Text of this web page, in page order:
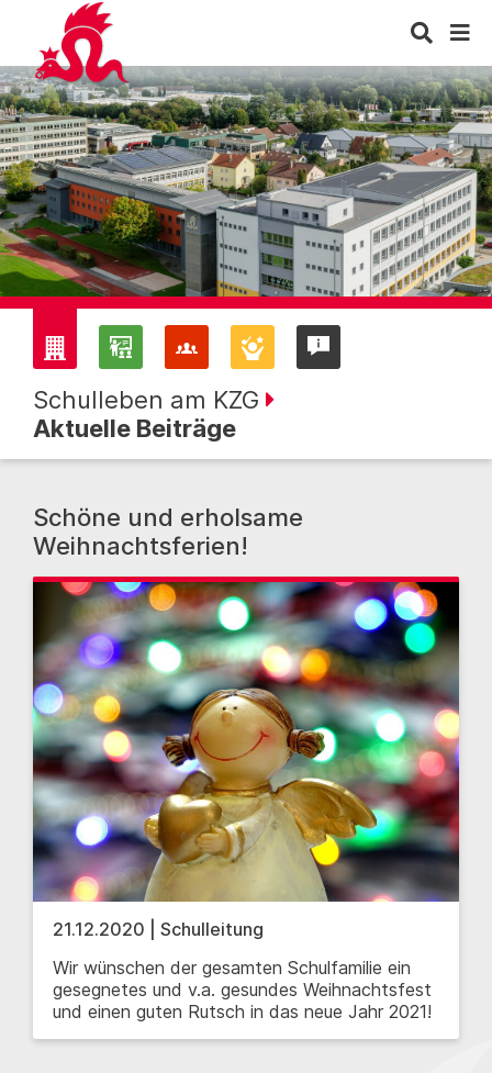
Schulleben am KZG
Aktuelle Beiträge
Schöne und erholsame
Weihnachtsferien!
21.12.2020 | Schulleitung
Wir wünschen der gesamten Schulfamilie ein
gesegnetes und v.a. gesundes Weihnachtsfest
und einen guten Rutsch in das neue Jahr 2021!